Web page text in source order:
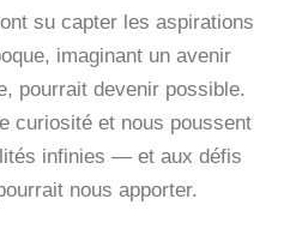
su capter les aspirations
imaginant un avenir
pourrait devenir possible.
curiosité et nous poussent
infinies — et aux défis
nous apporter.